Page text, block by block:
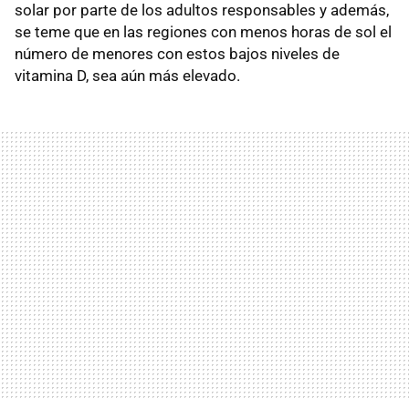
solar por parte de los adultos responsables y además,
se teme que en las regiones con menos horas de sol el
número de menores con estos bajos niveles de
vitamina D, sea aún más elevado.